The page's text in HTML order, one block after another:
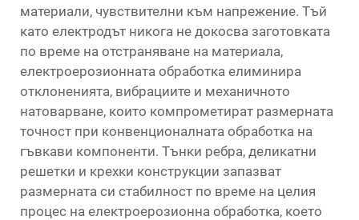
материали, чувствителни към напрежение. Тъй
като електродът никога не докосва заготовката
по време на отстраняване на материала,
електроерозионната обработка елиминира
отклоненията, вибрациите и механичното
натоварване, които компрометират размерната
точност при конвенционалната обработка на
гъвкави компоненти. Тънки ребра, деликатни
решетки и крехки конструкции запазват
размерната си стабилност по време на целия
процес на електроерозионна обработка, което